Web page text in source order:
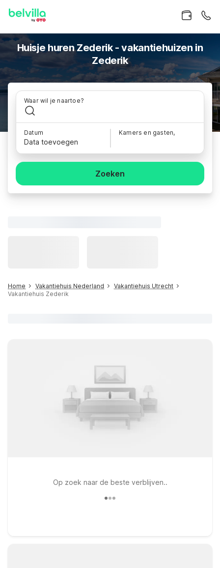
Huisje huren Zederik - vakantiehuizen in
Zederik
Waar wil je naartoe?
Datum
Data toevoegen
Kamers en gasten,
Zoeken
Home Vakantiehuis Nederland
Vakantiehuis Utrecht
Vakantiehuis Zederik
Op zoek naar de beste verblijven..